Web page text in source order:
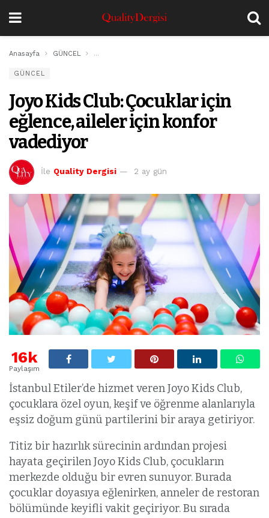
Anasayfa GÜNCEL Joyo Kids Club: Çocuklar için eğlence, aileler için
GÜNCEL
Joyo Kids Club: Çocuklar için
eğlence, aileler için konfor
vadediyor
İle Quality Dergisi 2 ay gün
16k
Paylaşım
İstanbul Etiler’de hizmet veren Joyo Kids Club,
çocuklara özel oyun, keşif ve öğrenme alanlarıyla
eşsiz doğum günü partilerini bir araya getiriyor.
Titiz bir hazırlık sürecinin ardından projesi
hayata geçirilen Joyo Kids Club, çocukların
merkezde olduğu bir evren sunuyor. Burada
çocuklar doyasıya eğlenirken, anneler de restoran
bölümünde keyifli vakit geçiriyor. Bu sırada